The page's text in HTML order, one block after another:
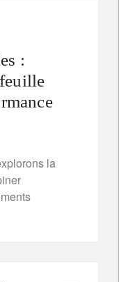
:
la